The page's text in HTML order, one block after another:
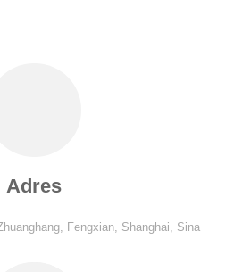
Adres
Fengxian, Shanghai, Sina